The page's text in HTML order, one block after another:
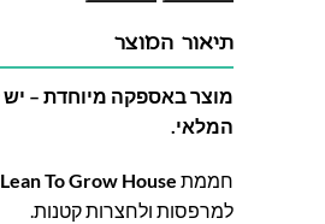
תיאור המוצר
המלאי.
חממת Lean To Grow House
למרפסות ולחצרות קטנות.